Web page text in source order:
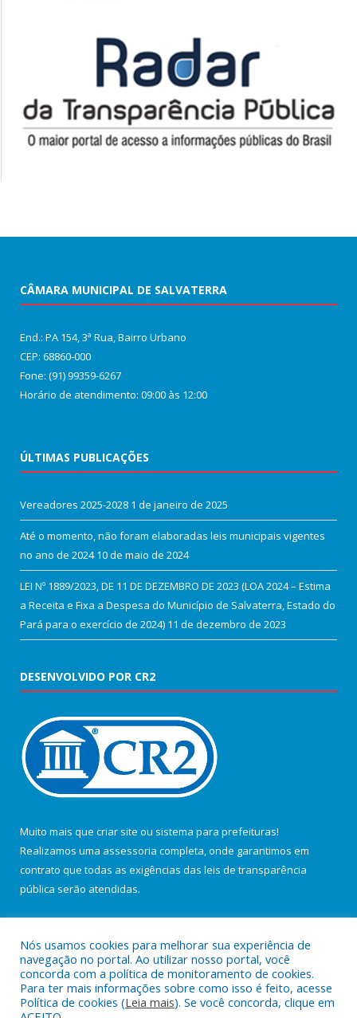
CÂMARA MUNICIPAL DE SALVATERRA
End.: PA 154, 3ª Rua, Bairro Urbano
CEP: 68860‑000
Fone: (91) 99359-6267
Horário de atendimento: 09:00 às 12:00
ÚLTIMAS PUBLICAÇÕES
Vereadores 2025-2028 1 de janeiro de 2025
Até o momento, não foram elaboradas leis municipais vigentes
no ano de 2024 10 de maio de 2024
LEI Nº 1889/2023, DE 11 DE DEZEMBRO DE 2023 (LOA 2024 – Estima
a Receita e Fixa a Despesa do Município de Salvaterra, Estado do
Pará para o exercício de 2024) 11 de dezembro de 2023
DESENVOLVIDO POR CR2
Muito mais que criar site ou sistema para prefeituras!
Realizamos uma assessoria completa, onde garantimos em
contrato que todas as exigências das leis de transparência
pública serão atendidas.
Todos os direitos reservados a Câmara Municipal de Salvaterra.
Nós usamos cookies para melhorar sua experiência de
navegação no portal. Ao utilizar nosso portal, você
concorda com a política de monitoramento de cookies.
Para ter mais informações sobre como isso é feito, acesse
Política de cookies (Leia mais). Se você concorda, clique em